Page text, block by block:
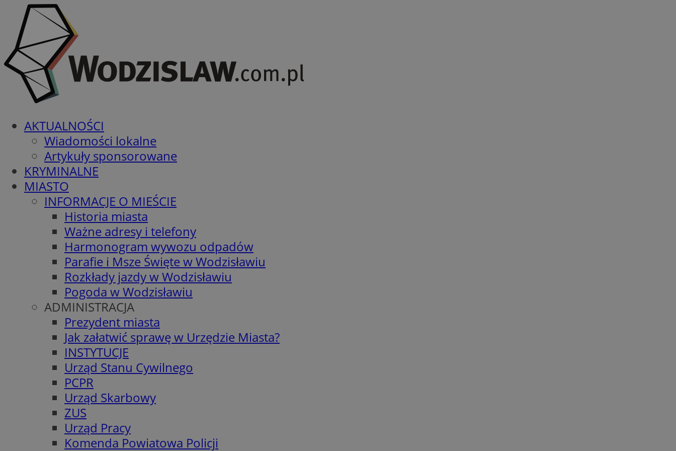
AKTUALNOŚCI
Wiadomości lokalne
Artykuły sponsorowane
KRYMINALNE
MIASTO
INFORMACJE O MIEŚCIE
Historia miasta
Ważne adresy i telefony
Harmonogram wywozu odpadów
Parafie i Msze Święte w Wodzisławiu
Rozkłady jazdy w Wodzisławiu
Pogoda w Wodzisławiu
ADMINISTRACJA
Prezydent miasta
Jak załatwić sprawę w Urzędzie Miasta?
INSTYTUCJE
Urząd Stanu Cywilnego
PCPR
Urząd Skarbowy
ZUS
Urząd Pracy
Komenda Powiatowa Policji